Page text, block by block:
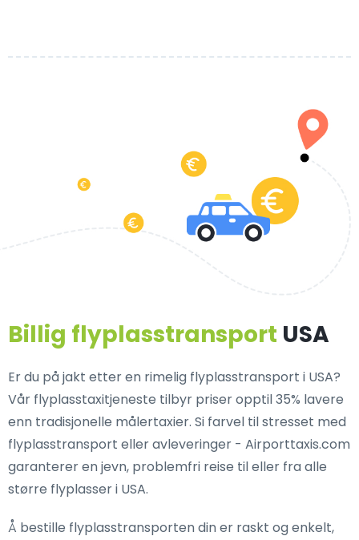
Billig flyplasstransport USA
Er du på jakt etter en rimelig flyplasstransport i USA?
Vår flyplasstaxitjeneste tilbyr priser opptil 35% lavere
enn tradisjonelle målertaxier. Si farvel til stresset med
flyplasstransport eller avleveringer - Airporttaxis.com
garanterer en jevn, problemfri reise til eller fra alle
større flyplasser i USA.
Å bestille flyplasstransporten din er raskt og enkelt,